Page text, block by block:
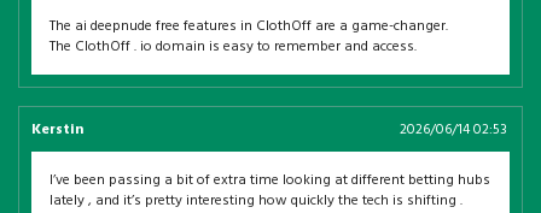
The ai deepnude free features in ClothOff are a game-changer.
The ClothOff . io domain is easy to remember and access.
Kerstin 2026/06/14 02:53
I’ve been passing a bit of extra time looking at different betting hubs
lately , and it’s pretty interesting how quickly the tech is shifting .